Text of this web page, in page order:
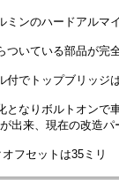
ミンのハードアルマ
ついている部品が完
付でトップブリッジ
となりボルトオンで
出来、現在の改造
フセットは35ミリ